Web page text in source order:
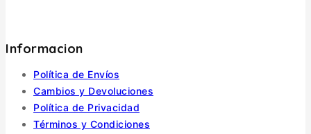
Informacion
Política de Envíos
Cambios y Devoluciones
Política de Privacidad
Términos y Condiciones